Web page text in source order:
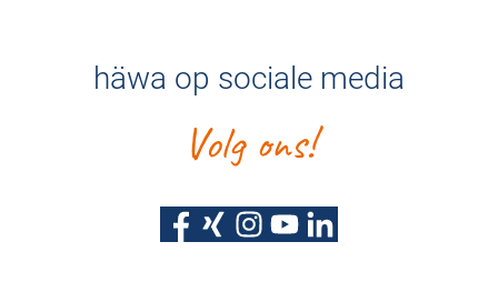
häwa op sociale media
Volg ons!